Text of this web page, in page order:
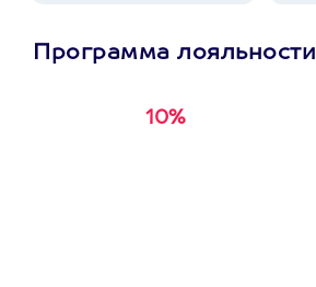
Программа лояльности
10%